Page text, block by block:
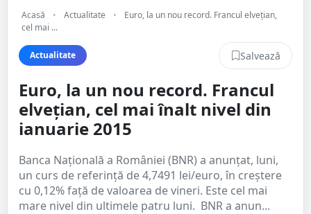
Acasă • Actualitate •
Euro, la un nou record. Francul elveţian,
cel mai ...
Actualitate Salvează
Euro, la un nou record. Francul
elveţian, cel mai înalt nivel din
ianuarie 2015
Banca Naţională a României (BNR) a anunţat, luni,
un curs de referinţă de 4,7491 lei/euro, în creştere
cu 0,12% față de valoarea de vineri. Este cel mai
mare nivel din ultimele patru luni. BNR a anun...